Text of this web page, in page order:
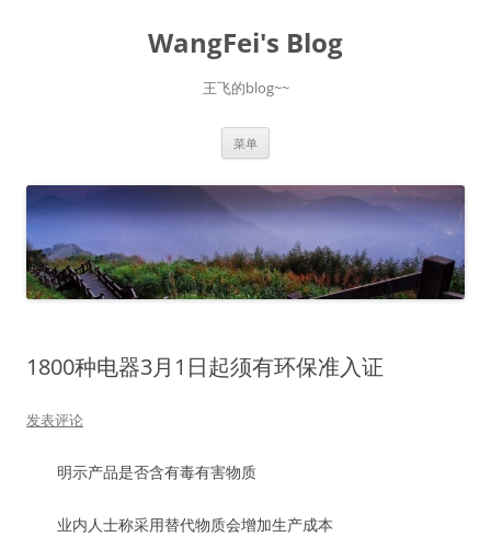
WangFei's Blog
王飞的blog~~
菜单
1800种电器3月1日起须有环保准入证
发表评论
明示产品是否含有毒有害物质
业内人士称采用替代物质会增加生产成本